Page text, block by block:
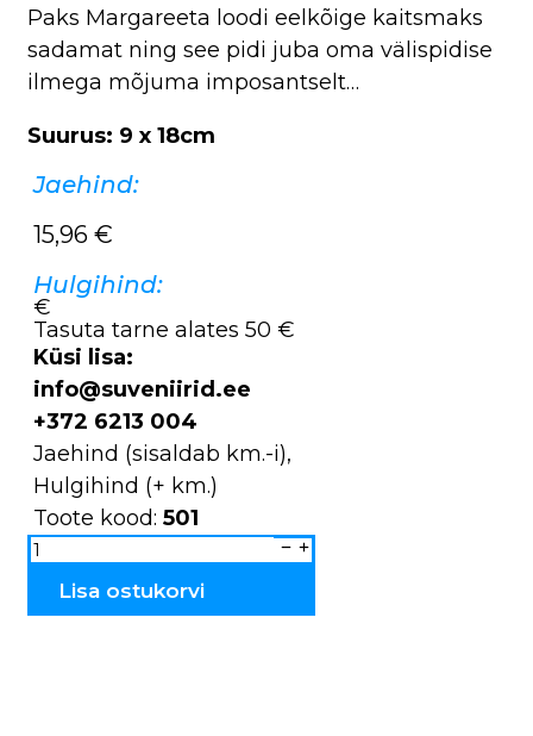
Paks Margareeta loodi eelkõige kaitsmaks
sadamat ning see pidi juba oma välispidise
ilmega mõjuma imposantselt…
Suurus: 9 x 18cm
Jaehind:
15,96 €
Hulgihind:
€
Tasuta tarne alates 50 €
Küsi lisa:
info@suveniirid.ee
+372 6213 004
Jaehind (sisaldab km.-i),
Hulgihind (+ km.)
Toote kood: 501
Paks
Margareeta
suur
Lisa ostukorvi